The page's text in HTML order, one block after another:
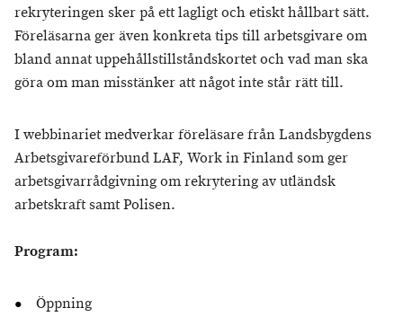
rekryteringen sker på ett lagligt och etiskt hållbart sätt.
Föreläsarna ger även konkreta tips till arbetsgivare om
bland annat uppehållstillståndskortet och vad man ska
göra om man misstänker att något inte står rätt till.
I webbinariet medverkar föreläsare från Landsbygdens
Arbetsgivareförbund LAF, Work in Finland som ger
arbetsgivarrådgivning om rekrytering av utländsk
arbetskraft samt Polisen.
Program:
Öppning